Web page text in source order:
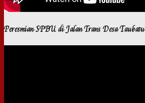
Peresmian SPBU di Jalan Trans Desa Taubatu